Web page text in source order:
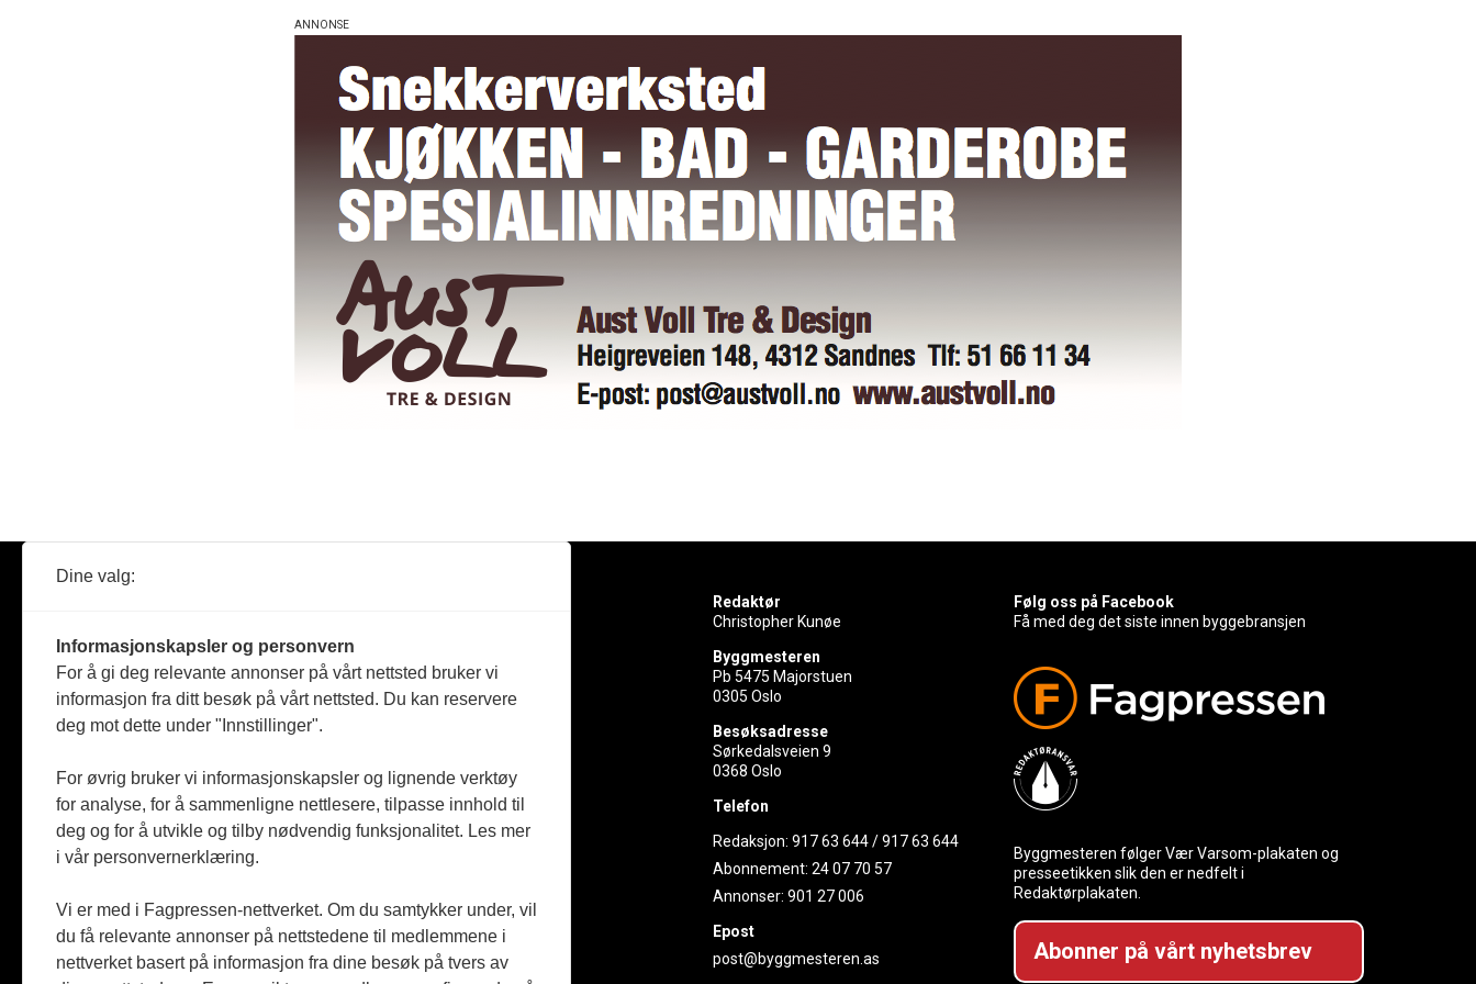
Reportasje
Produkter
Jobbmarked
Redaktør
Christopher Kunøe
Byggmesteren
Pb 5475 Majorstuen
0305 Oslo
Besøksadresse
Sørkedalsveien 9
0368 Oslo
Telefon
Redaksjon:917 63 644/917 63 644
Abonnement:24 07 70 57
Annonser:901 27 006
Epost
post@byggmesteren.as
Følg oss på Facebook
Få med deg det siste innen byggebransjen
Byggmesteren følger Vær Varsom-plakaten og
presseetikken slik den er nedfelt i
Redaktørplakaten.
Abonner på vårt nyhetsbrev
Dine valg:
Informasjonskapsler og personvern
For å gi deg relevante annonser på vårt nettsted bruker vi
informasjon fra ditt besøk på vårt nettsted. Du kan reservere
deg mot dette under "Innstillinger".
For øvrig bruker vi informasjonskapsler og lignende verktøy
for analyse, for å sammenligne nettlesere, tilpasse innhold til
deg og for å utvikle og tilby nødvendig funksjonalitet. Les mer
i vår personvernerklæring.
Vi er med i Fagpressen-nettverket. Om du samtykker under, vil
du få relevante annonser på nettstedene til medlemmene i
nettverket basert på informasjon fra dine besøk på tvers av